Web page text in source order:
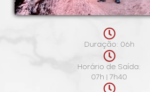
Duração: 06h
Horário de Saída:
07h | 7h40